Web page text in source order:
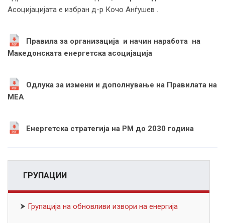
Асоцијацијата е избран д-р Кочо Анѓушев .
Правила за организација и начин наработа на
Македонската енергетска асоцијација
Одлука за измени и дополнување на Правилата на
МЕА
Енергетска стратегија на РМ до 2030 година
ГРУПАЦИИ
⮞ Групација на обновливи извори на енергија